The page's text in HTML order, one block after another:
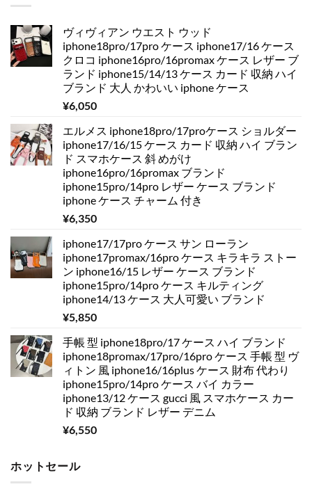
ヴィヴィアン ウエスト ウッド
iphone18pro/17pro ケース iphone17/16 ケース
クロコ iphone16pro/16promax ケース レザー ブ
ランド iphone15/14/13 ケース カード 収納 ハイ
ブランド 大人 かわいい iphone ケース
¥6,050
エルメス iphone18pro/17proケース ショルダー
iphone17/16/15 ケース カード 収納 ハイ ブラン
ド スマホケース 斜 めがけ
iphone16pro/16promax ブランド
iphone15pro/14pro レザー ケース ブランド
iphone ケース チャーム 付き
¥6,350
iphone17/17pro ケース サン ローラン
iphone17promax/16pro ケース キラキラ ストー
ン iphone16/15 レザー ケース ブランド
iphone15pro/14pro ケース キルティング
iphone14/13 ケース 大人可愛い ブランド
¥5,850
手帳 型 iphone18pro/17 ケース ハイ ブランド
iphone18promax/17pro/16pro ケース 手帳 型 ヴ
ィトン 風 iphone16/16plus ケース 財布 代わり
iphone15pro/14pro ケース バイ カラー
iphone13/12 ケース gucci 風 スマホケース カー
ド 収納 ブランド レザー デニム
¥6,550
ホットセール